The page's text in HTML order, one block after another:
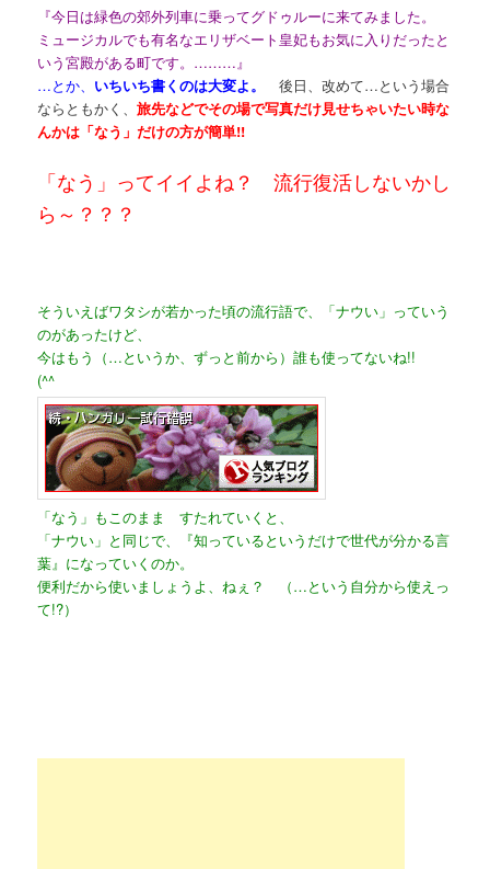
『今日は緑色の郊外列車に乗ってグドゥルーに来てみました。
ミュージカルでも有名なエリザベート皇妃もお気に入りだったと
いう宮殿がある町です。………』
…とか、 いちいち書くのは大変よ。
後日、改めて…という場合
ならともかく、旅先などでその場で写真だけ見せちゃいたい時な
んかは「なう」だけの方が簡単!!
「なう」ってイイよね？ 流行復活しないかし
ら～？？？
そういえばワタシが若かった頃の流行語で、「ナウい」っていう
のがあったけど、
今はもう（…というか、ずっと前から）誰も使ってないね!!
(^^ゞ
「なう」もこのまま すたれていくと、
「ナウい」と同じで、『知っているというだけで世代が分かる言
葉』になっていくのか。
便利だから使いましょうよ、ねぇ？ （…という自分から使えっ
て!?）